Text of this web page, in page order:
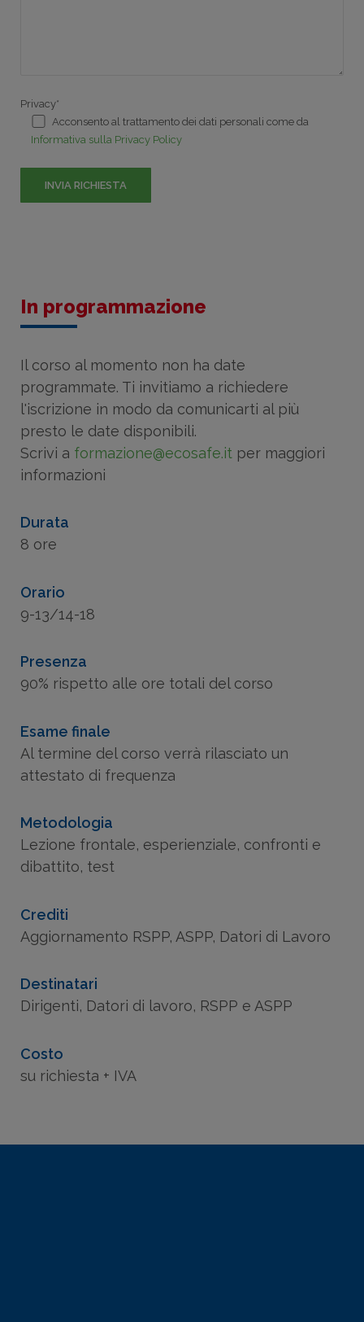
Privacy*
Acconsento al trattamento dei dati personali come da
Informativa sulla Privacy Policy
In programmazione
Il corso al momento non ha date
programmate. Ti invitiamo a richiedere
l'iscrizione in modo da comunicarti al più
presto le date disponibili.
Scrivi a formazione@ecosafe.it per maggiori
informazioni
Durata
8 ore
Orario
9-13/14-18
Presenza
90% rispetto alle ore totali del corso
Esame finale
Al termine del corso verrà rilasciato un
attestato di frequenza
Metodologia
Lezione frontale, esperienziale, confronti e
dibattito, test
Crediti
Aggiornamento RSPP, ASPP, Datori di Lavoro
Destinatari
Dirigenti, Datori di lavoro, RSPP e ASPP
Costo
su richiesta + IVA